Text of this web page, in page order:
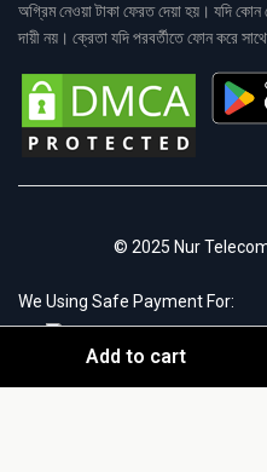
অগ্রিম নেওয়া টাকা ফেরত দেয়া হয়। যদি
দায়ী নয়। ক্রেতা যদি পরবর্তীতে ফোন করে
© 2025 Nur
We Using Safe Payment For:
Add to cart